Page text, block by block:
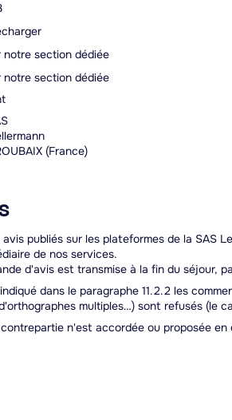
notre section dédiée
notre section dédiée
(France)
avis publiés sur les plateformes de la
de nos services.
d'avis est transmise à la fin du séjour,
dans le paragraphe 11.2.2 les
multiples…) sont refusés (le
n'est accordée ou proposée en